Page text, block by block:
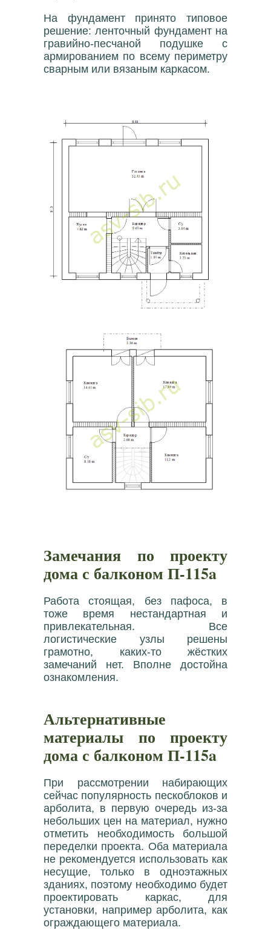
На фундамент принято типовое
решение: ленточный фундамент на
гравийно-песчаной подушке с
армированием по всему периметру
сварным или вязаным каркасом.
Замечания по проекту
дома с балконом П-115a
Работа стоящая, без пафоса, в
тоже время нестандартная и
привлекательная. Все
логистические узлы решены
грамотно, каких-то жёстких
замечаний нет. Вполне достойна
ознакомления.
Альтернативные
материалы по проекту
дома с балконом П-115a
При рассмотрении набирающих
сейчас популярность пескоблоков и
арболита, в первую очередь из-за
небольших цен на материал, нужно
отметить необходимость большой
переделки проекта. Оба материала
не рекомендуется использовать как
несущие, только в одноэтажных
зданиях, поэтому необходимо будет
проектировать каркас, для
установки, например арболита, как
ограждающего материала.